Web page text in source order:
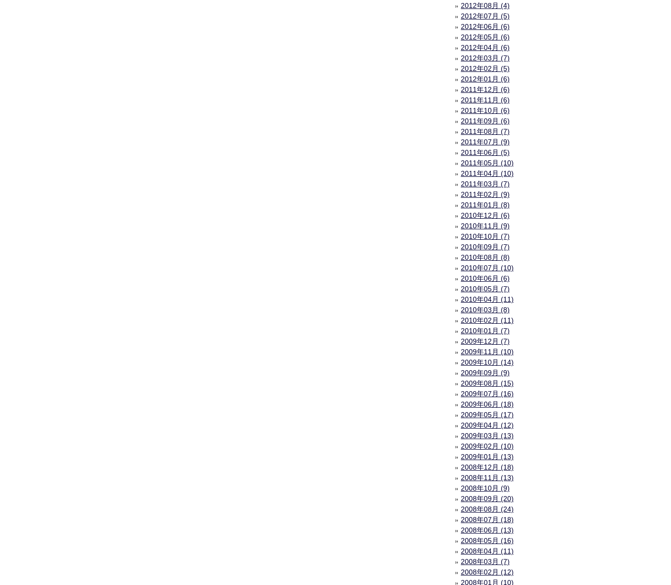
2012年08月 (4)
2012年07月 (5)
2012年06月 (6)
2012年05月 (6)
2012年04月 (6)
2012年03月 (7)
2012年02月 (5)
2012年01月 (6)
2011年12月 (6)
2011年11月 (6)
2011年10月 (6)
2011年09月 (6)
2011年08月 (7)
2011年07月 (9)
2011年06月 (5)
2011年05月 (10)
2011年04月 (10)
2011年03月 (7)
2011年02月 (9)
2011年01月 (8)
2010年12月 (6)
2010年11月 (9)
2010年10月 (7)
2010年09月 (7)
2010年08月 (8)
2010年07月 (10)
2010年06月 (6)
2010年05月 (7)
2010年04月 (11)
2010年03月 (8)
2010年02月 (11)
2010年01月 (7)
2009年12月 (7)
2009年11月 (10)
2009年10月 (14)
2009年09月 (9)
2009年08月 (15)
2009年07月 (16)
2009年06月 (18)
2009年05月 (17)
2009年04月 (12)
2009年03月 (13)
2009年02月 (10)
2009年01月 (13)
2008年12月 (18)
2008年11月 (13)
2008年10月 (9)
2008年09月 (20)
2008年08月 (24)
2008年07月 (18)
2008年06月 (13)
2008年05月 (16)
2008年04月 (11)
2008年03月 (7)
2008年02月 (12)
2008年01月 (10)